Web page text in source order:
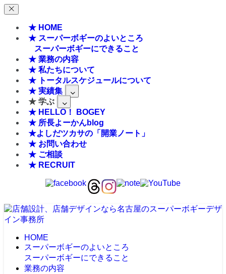
★ HOME
★ スーパーボギーのよいところ
スーパーボギーにできること
★ 業務の内容
★ 私たちについて
★ トータルスケジュールについて
★ 実績集
★ 学ぶ
★ HELLO！ BOGEY
★ 所長よーかんblog
★よしだツカサの「開業ノート」
★ お問い合わせ
★ ご相談
★ RECRUIT
HOME
スーパーボギーのよいところ
スーパーボギーにできること
業務の内容